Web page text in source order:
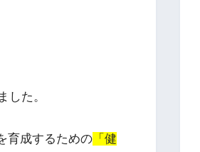
した。
育成するための 「健